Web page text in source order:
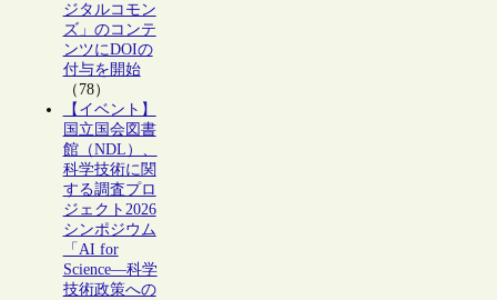
ジタルコモン
ズ」のコンテ
ンツにDOIの
付与を開始
（78）
【イベント】
国立国会図書
館（NDL）、
科学技術に関
する調査プロ
ジェクト2026
シンポジウム
「AI for
Science―科学
技術政策への